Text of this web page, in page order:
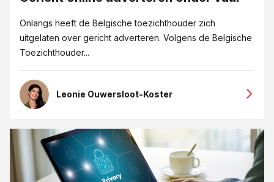
Onlangs heeft de Belgische toezichthouder zich
uitgelaten over gericht adverteren. Volgens de Belgische
Toezichthouder...
Leonie Ouwersloot-Koster